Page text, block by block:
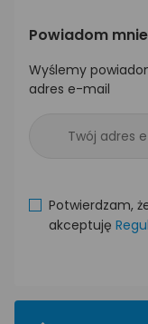
Powiadom
Wyślemy
adres e-mail
Potwierdzam,
akceptuję